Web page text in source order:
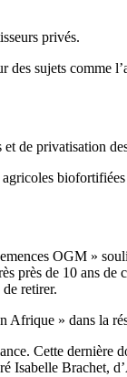
privés.
sujets comme
de privatisation
OGM »
près de 10 ans de
retirer.
Afrique » dans la
Cette dernière
Isabelle Brachet,